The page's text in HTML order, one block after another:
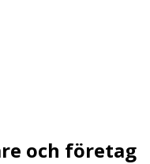
och företag